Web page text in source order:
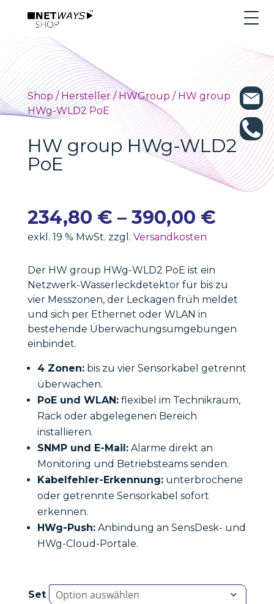
Shop/Hersteller/HWGroup / HW group
HWg-WLD2 PoE
HW group HWg-WLD2
PoE
234,80 € – 390,00 €
exkl. 19 % MwSt. zzgl. Versandkosten
Der HW group HWg-WLD2 PoE ist ein
Netzwerk-Wasserleckdetektor für bis zu
vier Messzonen, der Leckagen früh meldet
und sich per Ethernet oder WLAN in
bestehende Überwachungsumgebungen
einbindet.
4 Zonen:bis zu vier Sensorkabel getrennt
überwachen.
PoE und WLAN:flexibel im Technikraum,
Rack oder abgelegenen Bereich
installieren.
SNMP und E-Mail:Alarme direkt an
Monitoring und Betriebsteams senden.
Kabelfehler-Erkennung:unterbrochene
oder getrennte Sensorkabel sofort
erkennen.
HWg-Push:Anbindung an SensDesk- und
HWg-Cloud-Portale.
Set